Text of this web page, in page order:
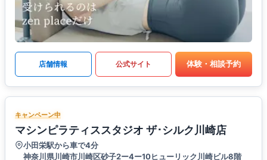
店舗情報 公式サイト 体験・相談予約
キャンペーン中
マシンピラティススタジオ ザ･シルク川崎店
小田栄駅から車で4分
神奈川県川崎市川崎区砂子2ー4ー10ヒューリック川崎ビル8階